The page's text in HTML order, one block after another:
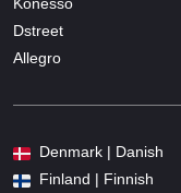
Konesso
Dstreet
Allegro
Denmark | Danish
Finland | Finnish